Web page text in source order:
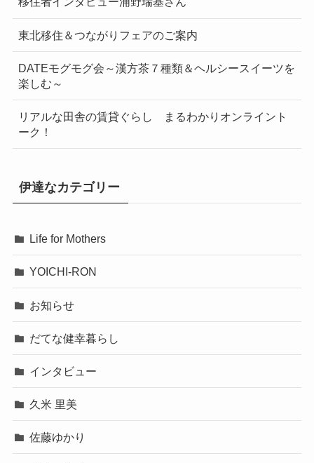
東北移住＆つながりフェアのご案内
DATEモグモグ会～漢方茶７種類＆ヘルシースイーツを
楽しむ～
リアルな田舎の賃貸ぐらし まるわかりオンライント
ーク！
伊達なカテゴリー
Life for Mothers
YOICHI-RON
お知らせ
だてな健幸暮らし
インタビュー
久米 里美
佐藤ゆかり